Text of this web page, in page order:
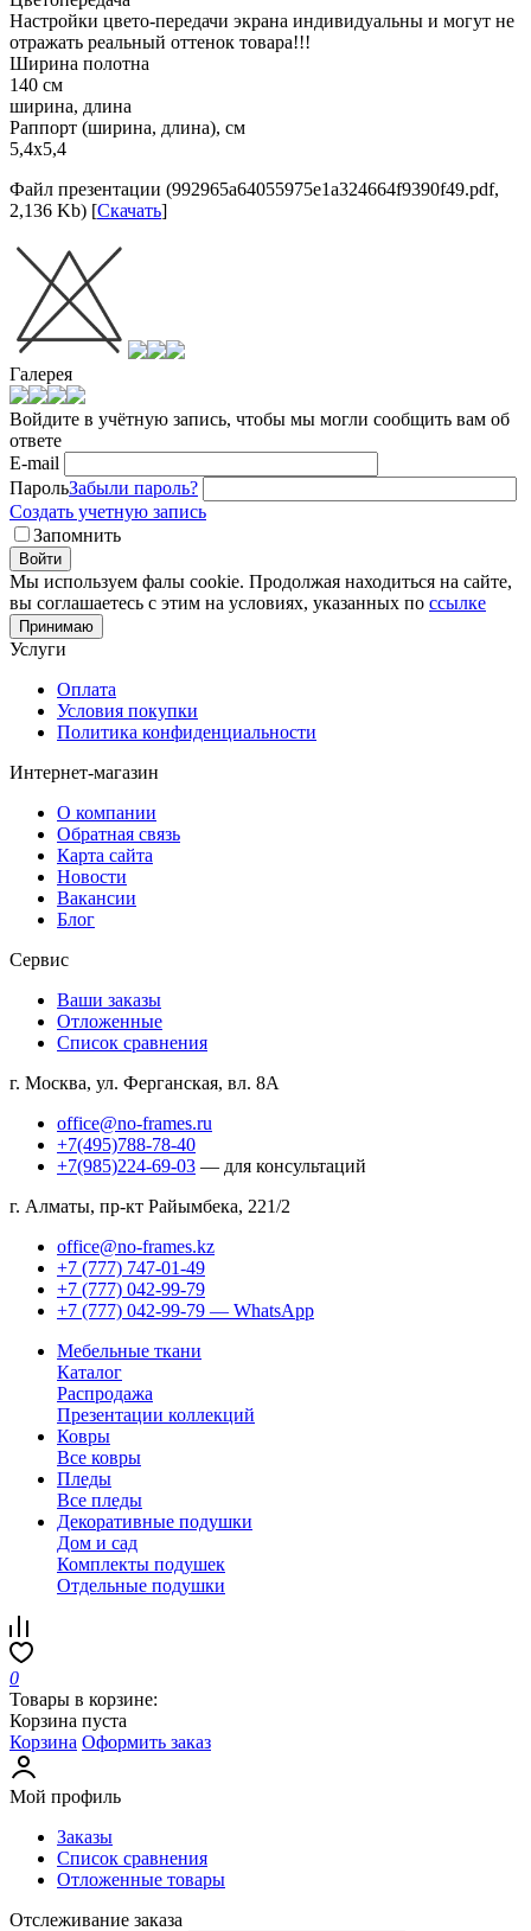
Настройки цвето-передачи экрана индивидуальны и могут не
отражать реальный оттенок товара!!!
Ширина полотна
140 см
ширина, длина
Раппорт (ширина, длина), см
5,4х5,4
Файл презентации (992965a64055975e1a324664f9390f49.pdf,
2,136 Kb) [Скачать]
Галерея
Войдите в учётную запись, чтобы мы могли сообщить вам об
ответе
E-mail
ПарольЗабыли пароль?
Создать учетную запись
Запомнить
Войти
Мы используем фалы cookie. Продолжая находиться на сайте,
вы соглашаетесь с этим на условиях, указанных по ссылке
Принимаю
Услуги
Оплата
Условия покупки
Политика конфиденциальности
Интернет-магазин
О компании
Обратная связь
Карта сайта
Новости
Вакансии
Блог
Сервис
Ваши заказы
Отложенные
Список сравнения
г. Москва, ул. Ферганская, вл. 8А
office@no-frames.ru
+7(495)788-78-40
+7(985)224-69-03 — для консультаций
г. Алматы, пр-кт Райымбека, 221/2
office@no-frames.kz
+7 (777) 747-01-49
+7 (777) 042-99-79
+7 (777) 042-99-79 — WhatsApp
Мебельные ткани
Каталог
Распродажа
Презентации коллекций
Ковры
Все ковры
Пледы
Все пледы
Декоративные подушки
Дом и сад
Комплекты подушек
Отдельные подушки
0
Товары в корзине:
Корзина пуста
Корзина Оформить заказ
Мой профиль
Заказы
Список сравнения
Отложенные товары
Отслеживание заказа